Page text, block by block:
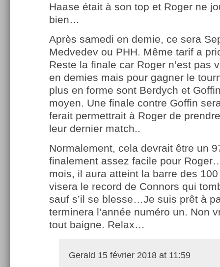
Haase était à son top et Roger ne
bien…
Après samedi en demie, ce sera
Medvedev ou PHH. Même tarif a
Reste la finale car Roger n’est pas
en demies mais pour gagner le
plus en forme sont Berdych et
moyen. Une finale contre Goffin
ferait permettrait à Roger de
leur dernier match..
Normalement, cela devrait être un
finalement assez facile pour
mois, il aura atteint la barre des
visera le record de Connors qui
sauf s’il se blesse…Je suis prêt à
terminera l’année numéro un. Non
tout baigne. Relax…
Gerald 15 février 2018 at 11:59